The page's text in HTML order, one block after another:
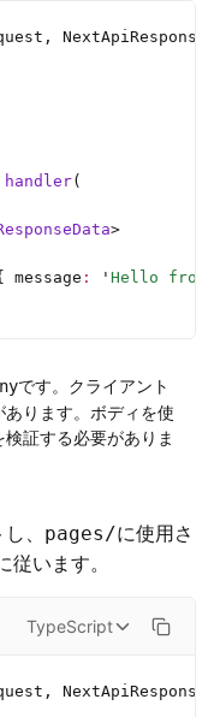
handler(
>
message : ' Hello from
です。クライアント
ります。ボディを使
証する必要がありま
、 pages/に使用さ
います。
TypeScript